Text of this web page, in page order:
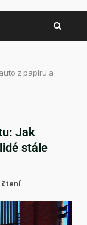
z papíru a
Jak
stále
čtení